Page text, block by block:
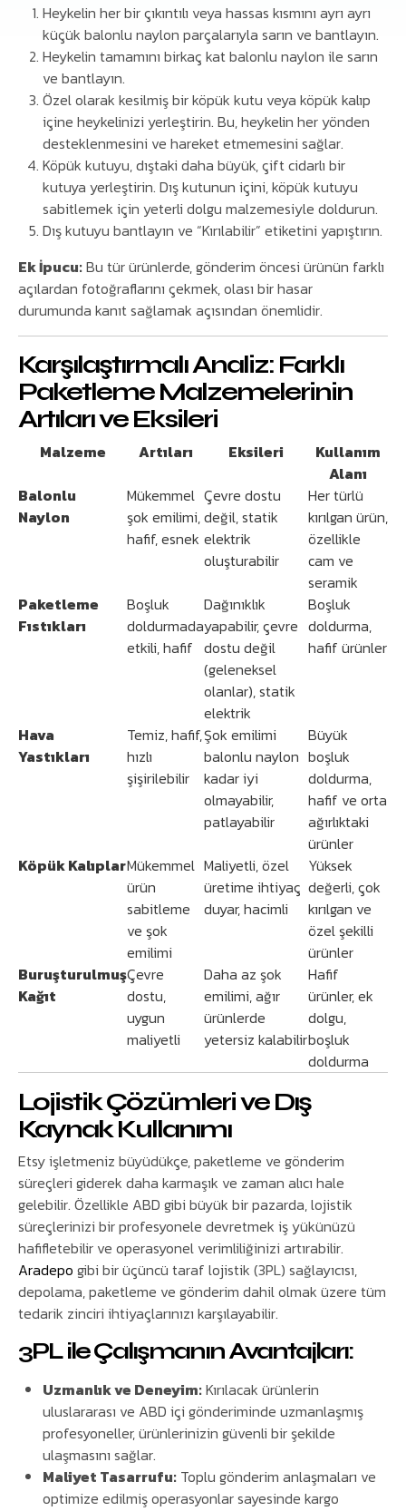
Heykelin her bir çıkıntılı veya hassas kısmını ayrı ayrı
küçük balonlu naylon parçalarıyla sarın ve bantlayın.
Heykelin tamamını birkaç kat balonlu naylon ile sarın
ve bantlayın.
Özel olarak kesilmiş bir köpük kutu veya köpük kalıp
içine heykelinizi yerleştirin. Bu, heykelin her yönden
desteklenmesini ve hareket etmemesini sağlar.
Köpük kutuyu, dıştaki daha büyük, çift cidarlı bir
kutuya yerleştirin. Dış kutunun içini, köpük kutuyu
sabitlemek için yeterli dolgu malzemesiyle doldurun.
Dış kutuyu bantlayın ve “Kırılabilir” etiketini yapıştırın.
Ek İpucu:Bu tür ürünlerde, gönderim öncesi ürünün farklı
açılardan fotoğraflarını çekmek, olası bir hasar
durumunda kanıt sağlamak açısından önemlidir.
Karşılaştırmalı Analiz: Farklı
Paketleme Malzemelerinin
Artıları ve Eksileri
Malzeme Artıları Eksileri
Kullanım
Alanı
Balonlu
Naylon
Mükemmel
şok emilimi,
hafif, esnek
Çevre dostu
değil, statik
elektrik
oluşturabilir
Her türlü
kırılgan ürün,
özellikle
cam ve
seramik
Paketleme
Fıstıkları
Boşluk
doldurmada
etkili, hafif
Dağınıklık
yapabilir, çevre
dostu değil
(geleneksel
olanlar), statik
elektrik
Boşluk
doldurma,
hafif ürünler
Hava
Yastıkları
Temiz, hafif,
hızlı
şişirilebilir
Şok emilimi
balonlu naylon
kadar iyi
olmayabilir,
patlayabilir
Büyük
boşluk
doldurma,
hafif ve orta
ağırlıktaki
ürünler
Köpük KalıplarMükemmel
ürün
sabitleme
ve şok
emilimi
Maliyetli, özel
üretime ihtiyaç
duyar, hacimli
Yüksek
değerli, çok
kırılgan ve
özel şekilli
ürünler
Buruşturulmuş
Kağıt
Çevre
dostu,
uygun
maliyetli
Daha az şok
emilimi, ağır
ürünlerde
yetersiz kalabilir
Hafif
ürünler, ek
dolgu,
boşluk
doldurma
Lojistik Çözümleri ve Dış
Kaynak Kullanımı
Etsy işletmeniz büyüdükçe, paketleme ve gönderim
süreçleri giderek daha karmaşık ve zaman alıcı hale
gelebilir. Özellikle ABD gibi büyük bir pazarda, lojistik
süreçlerinizi bir profesyonele devretmek iş yükünüzü
hafifletebilir ve operasyonel verimliliğinizi artırabilir.
Aradepo gibi bir üçüncü taraf lojistik (3PL) sağlayıcısı,
depolama, paketleme ve gönderim dahil olmak üzere tüm
tedarik zinciri ihtiyaçlarınızı karşılayabilir.
3PL ile Çalışmanın Avantajları:
Uzmanlık ve Deneyim:Kırılacak ürünlerin
uluslararası ve ABD içi gönderiminde uzmanlaşmış
profesyoneller, ürünlerinizin güvenli bir şekilde
ulaşmasını sağlar.
Maliyet Tasarrufu: Toplu gönderim anlaşmaları ve
optimize edilmiş operasyonlar sayesinde kargo